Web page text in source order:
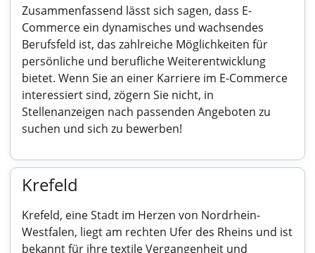
Zusammenfassend lässt sich sagen, dass E-
Commerce ein dynamisches und wachsendes
Berufsfeld ist, das zahlreiche Möglichkeiten für
persönliche und berufliche Weiterentwicklung
bietet. Wenn Sie an einer Karriere im E-Commerce
interessiert sind, zögern Sie nicht, in
Stellenanzeigen nach passenden Angeboten zu
suchen und sich zu bewerben!
Krefeld
Krefeld, eine Stadt im Herzen von Nordrhein-
Westfalen, liegt am rechten Ufer des Rheins und ist
bekannt für ihre textile Vergangenheit und